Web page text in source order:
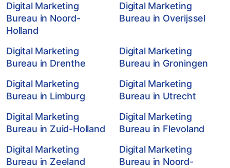
Digital Marketing
Bureau in Noord-
Holland
Digital Marketing
Bureau in Overijssel
Digital Marketing
Bureau in Drenthe
Digital Marketing
Bureau in Groningen
Digital Marketing
Bureau in Limburg
Digital Marketing
Bureau in Utrecht
Digital Marketing
Bureau in Zuid-Holland
Digital Marketing
Bureau in Flevoland
Digital Marketing
Bureau in Zeeland
Digital Marketing
Bureau in Noord-